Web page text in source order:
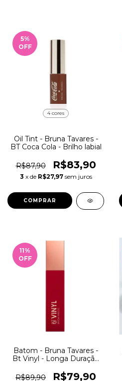
5%
OFF
4 cores
Oil Tint - Bruna Tavares -
BT Coca Cola - Brilho labial
R$87,90 R$83,90
3 x de R$27,97 sem juros
COMPRAR
11%
OFF
Batom - Bruna Tavares -
Bt Vinyl - Longa Duração
R$89,90
R$79,90